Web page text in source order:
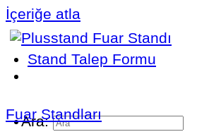
İçeriğe atla
Stand Talep Formu
Ara:
Fuar Standları